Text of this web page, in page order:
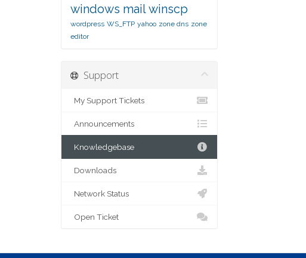
windows mailwinscp
wordpress WS_FTP yahoo zone dns zone
editor
Support
My Support Tickets
Announcements
Knowledgebase
Downloads
Network Status
Open Ticket